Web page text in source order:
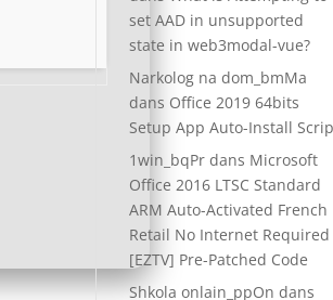
set AAD in unsupported
state in web3modal-vue?
Narkolog na dom_bmMa
dans Office 2019 64bits
Setup App Auto-Install
1win_bqPr dans Microsoft
Office 2016 LTSC Standard
ARM Auto-Activated French
Retail No Internet Required
[EZTV] Pre-Patched Code
Shkola onlain_ppOn dans